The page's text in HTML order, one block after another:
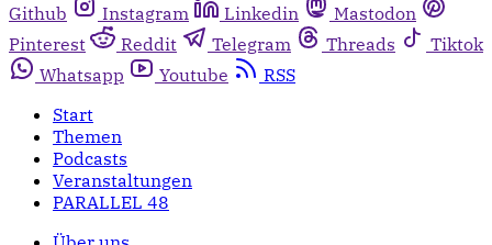
Github
Instagram Linkedin
Mastodon
Pinterest
Reddit Telegram Threads
Tiktok
Whatsapp
Youtube
RSS
Start
Themen
Podcasts
Veranstaltungen
PARALLEL 48